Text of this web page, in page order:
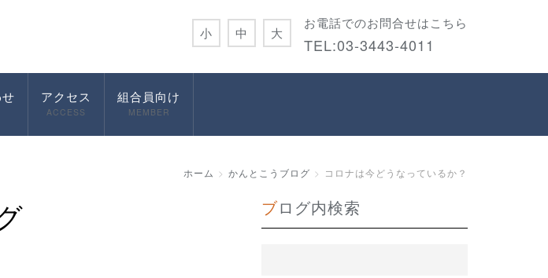
お電話でのお問合せはこちら
TEL:03-3443-4011
小 中 大
アクセス
ACCESS
組合員向け
MEMBER
ホーム かんとこうブログ コロナは今どうなっているか？
ブログ内検索